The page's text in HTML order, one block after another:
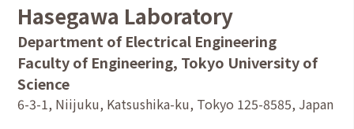
Hasegawa Laboratory
Department of Electrical Engineering
Faculty of Engineering, Tokyo University of
Science
6-3-1, Niijuku, Katsushika-ku, Tokyo 125-8585, Japan